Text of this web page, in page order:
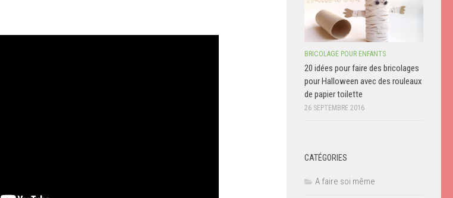
BRICOLAGE POUR ENFANTS
20 idées pour faire des bricolages
pour Halloween avec des rouleaux
de papier toilette
26 SEPTEMBRE 2016
CATÉGORIES
A faire soi même